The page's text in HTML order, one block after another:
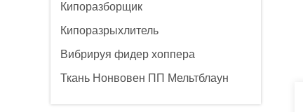
Кипоразборщик
Кипоразрыхлитель
Вибрируя фидер хоппера
Ткань Нонвовен ПП Мельтблаун